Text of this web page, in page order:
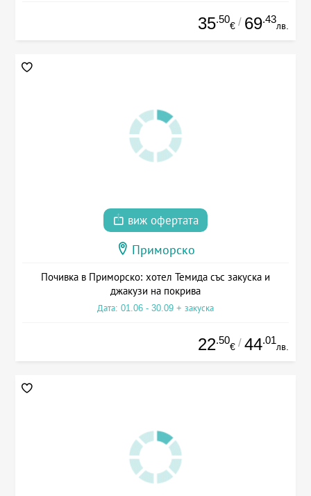
35.50
€ / 69.43
лв.
виж офертата
Приморско
Почивка в Приморско: хотел Темида със закуска и
джакузи на покрива
Дата: 01.06 - 30.09 + закуска
22.50
€ / 44.01
лв.